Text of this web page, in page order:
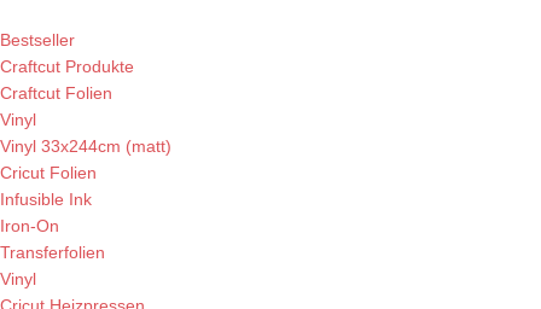
Bestseller
Craftcut Produkte
Craftcut Folien
Vinyl
Vinyl 33x244cm (matt)
Cricut Folien
Infusible Ink
Iron-On
Transferfolien
Vinyl